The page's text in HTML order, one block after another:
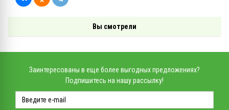
Вы смотрели
Заинтересованы в еще более выгодных предложениях?
Подпишитесь на нашу рассылку!